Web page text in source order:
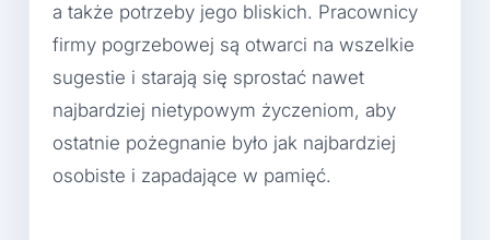
a także potrzeby jego bliskich. Pracownicy
firmy pogrzebowej są otwarci na wszelkie
sugestie i starają się sprostać nawet
najbardziej nietypowym życzeniom, aby
ostatnie pożegnanie było jak najbardziej
osobiste i zapadające w pamięć.